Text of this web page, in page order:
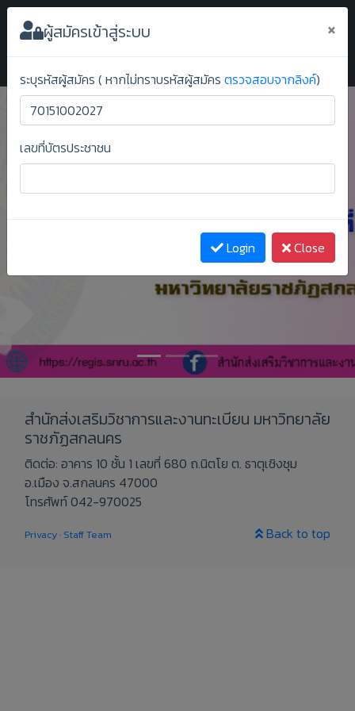
ระบบยืนยันสิทธิ์ออนไลน์ ม.ราชภัฏสกลนคร
ผู้สมัครเข้าสู่ระบบ ×
ระบุรหัสผู้สมัคร ( หากไม่ทราบรหัสผู้สมัคร ตรวจสอบจากลิงค์)
เลขที่บัตรประชาชน
Login Close Next
สำนักส่งเสริมวิชาการและงานทะเบียน มหาวิทยาลัย
ราชภัฏสกลนคร
ติดต่อ: อาคาร 10 ชั้น 1 เลขที่ 680 ถ.นิตโย ต. ธาตุเชิงชุม
อ.เมือง จ.สกลนคร 47000
โทรศัพท์ 042-970025
Back to top
Privacy· Staff Team